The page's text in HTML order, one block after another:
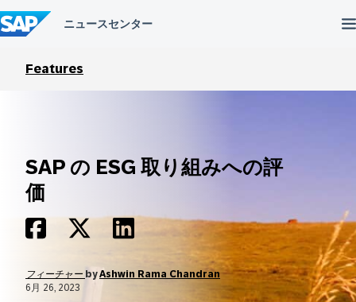
ン
テ
Features
SAP の ESG 取り組みへの評
価
フィーチャー byAshwin Rama Chandran
6月 26, 2023